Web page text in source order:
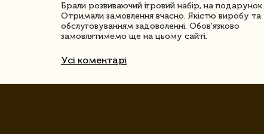
Брали розвиваючий ігровий набір, на подарунок.
Отримали замовлення вчасно. Якістю виробу та
обслуговуванням задоволенні. Обов'язково
замовлятимемо ще на цьому сайті.
Усі коментарі